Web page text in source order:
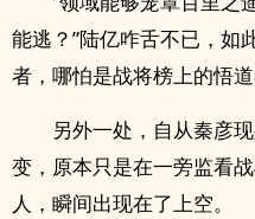
能逃？”陆亿咋舌不已，如
者，哪怕是战将榜上的悟
另外一处，自从秦彦
变，原本只是在一旁监看
人，瞬间出现在了上空。